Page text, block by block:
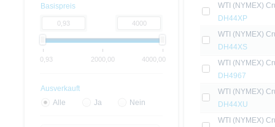
WTI (NYMEX)
DH44XP
WTI (NYMEX)
DH44XS
WTI (NYMEX)
DH4967
WTI (NYMEX)
DH44XU
WTI (NYMEX)
Basispreis
0,93 2000,00 4000,00
Ausverkauft
Alle
Ja Nein